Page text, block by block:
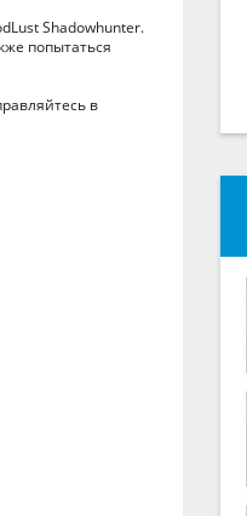
Shadowhunter.
попытаться
в